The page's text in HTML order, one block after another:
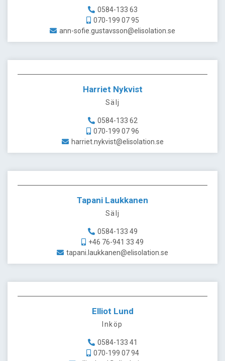
0584-133 63
070-199 07 95
ann-sofie.gustavsson@elisolation.se
Harriet Nykvist
Sälj
0584-133 62
070-199 07 96
harriet.nykvist@elisolation.se
Tapani Laukkanen
Sälj
0584-133 49
+46 76-941 33 49
tapani.laukkanen@elisolation.se
Elliot Lund
Inköp
0584-133 41
070-199 07 94